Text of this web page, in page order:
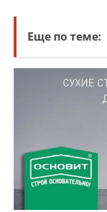
Еще по теме: